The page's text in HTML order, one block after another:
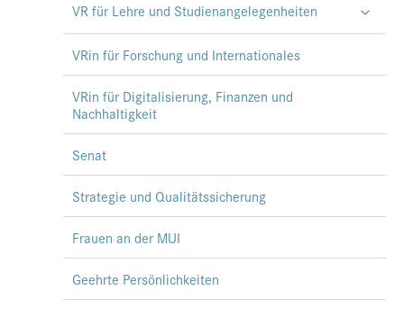
VR für Lehre und Studienangelegenheiten
VRin für Forschung und Internationales
VRin für Digitalisierung, Finanzen und
Nachhaltigkeit
Senat
Strategie und Qualitätssicherung
Frauen an der MUI
Geehrte Persönlichkeiten